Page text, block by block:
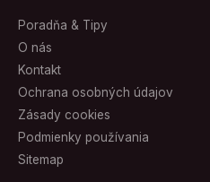
Poradňa & Tipy
O nás
Kontakt
Ochrana osobných údajov
Zásady cookies
Podmienky používania
Sitemap